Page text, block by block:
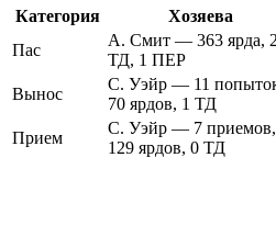
Категория
Хозяева
Пас
А. Смит — 363 ярда, 2
ТД, 1 ПЕР
Вынос
С. Уэйр — 11
70 ярдов, 1 ТД
Прием
С. Уэйр — 7 приемов,
129 ярдов, 0 ТД